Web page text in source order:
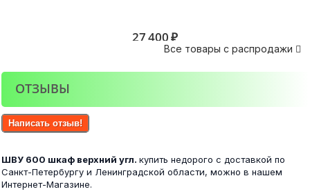
27 400 ₽
Шкаф-купе ВНТ 110х240 - 2 зеркала
26 900 ₽
Все товары с распродажи 
ОТЗЫВЫ
Написать отзыв!
ШВУ 600 шкаф верхний угл. купить недорого с доставкой по
Санкт-Петербургу и Ленинградской области, можно в нашем
Интернет-Магазине.